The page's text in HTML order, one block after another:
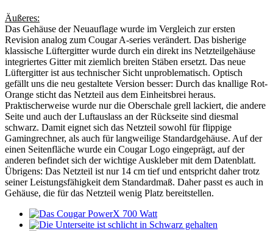
Äußeres:
Das Gehäuse der Neuauflage wurde im Vergleich zur ersten
Revision analog zum Cougar A-series verändert. Das bisherige
klassische Lüftergitter wurde durch ein direkt ins Netzteilgehäuse
integriertes Gitter mit ziemlich breiten Stäben ersetzt. Das neue
Lüftergitter ist aus technischer Sicht unproblematisch. Optisch
gefällt uns die neu gestaltete Version besser: Durch das knallige Rot-
Orange sticht das Netzteil aus dem Einheitsbrei heraus.
Praktischerweise wurde nur die Oberschale grell lackiert, die andere
Seite und auch der Luftauslass an der Rückseite sind diesmal
schwarz. Damit eignet sich das Netzteil sowohl für flippige
Gamingrechner, als auch für langweilige Standardgehäuse. Auf der
einen Seitenfläche wurde ein Cougar Logo eingeprägt, auf der
anderen befindet sich der wichtige Auskleber mit dem Datenblatt.
Übrigens: Das Netzteil ist nur 14 cm tief und entspricht daher trotz
seiner Leistungsfähigkeit dem Standardmaß. Daher passt es auch in
Gehäuse, die für das Netzteil wenig Platz bereitstellen.